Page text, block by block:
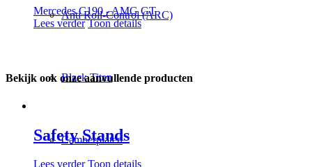
Anti Roll-Control (ARC)
Black Titan
Camberplaten
Mercedes C190 - AMG GT
Lees verder Toon details
Bekijk ook onze aanvullende producten
Safety Stands
Lees verder Toon details